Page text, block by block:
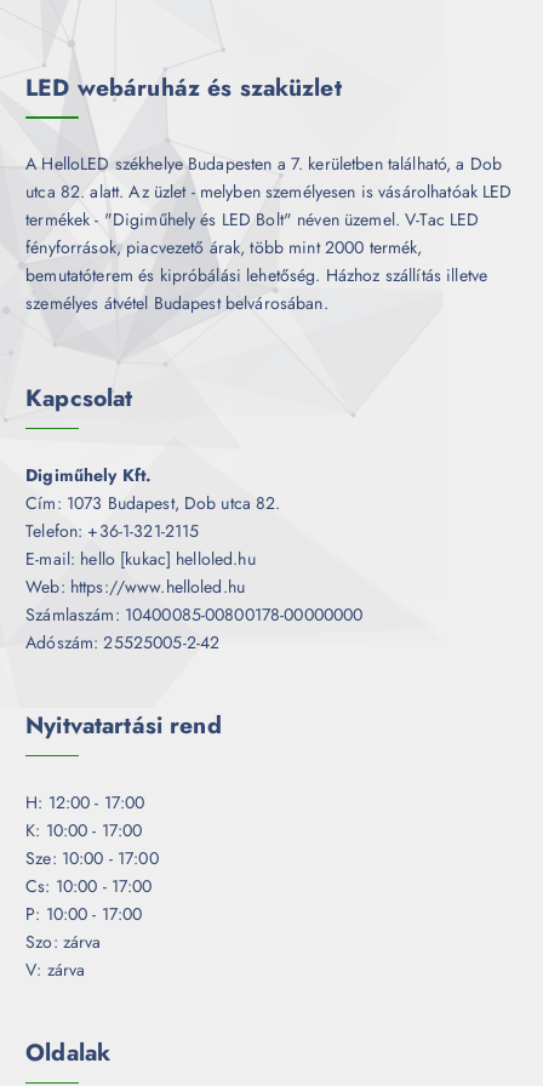
LED webáruház és szaküzlet
A HelloLED székhelye Budapesten a 7. kerületben található, a Dob
utca 82. alatt. Az üzlet - melyben személyesen is vásárolhatóak LED
termékek - "Digiműhely és LED Bolt" néven üzemel. V-Tac LED
fényforrások, piacvezető árak, több mint 2000 termék,
bemutatóterem és kipróbálási lehetőség. Házhoz szállítás illetve
személyes átvétel Budapest belvárosában.
Kapcsolat
Digiműhely Kft.
Cím: 1073 Budapest, Dob utca 82.
Telefon: +36-1-321-2115
E-mail: hello [kukac] helloled.hu
Web: https://www.helloled.hu
Számlaszám: 10400085-00800178-00000000
Adószám: 25525005-2-42
Nyitvatartási rend
H: 12:00 - 17:00
K: 10:00 - 17:00
Sze: 10:00 - 17:00
Cs: 10:00 - 17:00
P: 10:00 - 17:00
Szo: zárva
V: zárva
Oldalak